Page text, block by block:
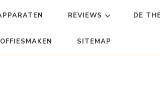
REVIEWS DE
SITEMAP